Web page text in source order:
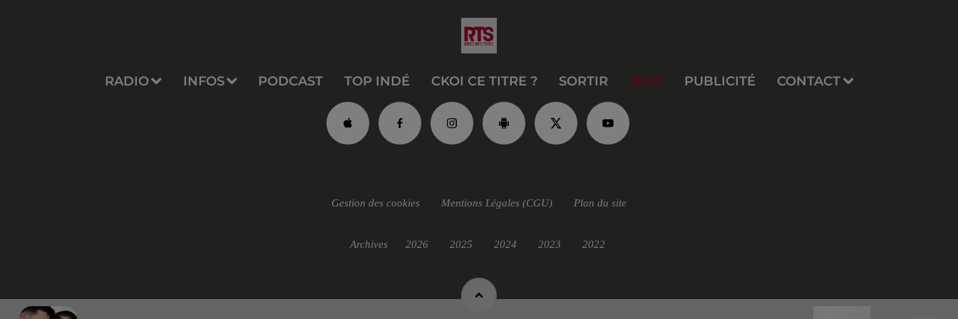
RADIO INFOS PODCAST TOP INDÉ CKOI CE TITRE ? SORTIR JEUX PUBLICITÉ CONTACT
Gestion des cookies Mentions Légales (CGU) Plan du site
Archives 2026 2025 2024 2023 2022